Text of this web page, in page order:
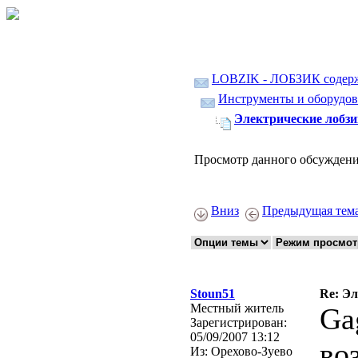
LOBZIK - ЛОБЗИК
Инструменты и
Электрические
Просмотр данного
Вниз Предыдущая
Stoun51
Re:
Местный житель
Зарегистрирован:
05/09/2007 13:12
Из: Орехово-Зуево